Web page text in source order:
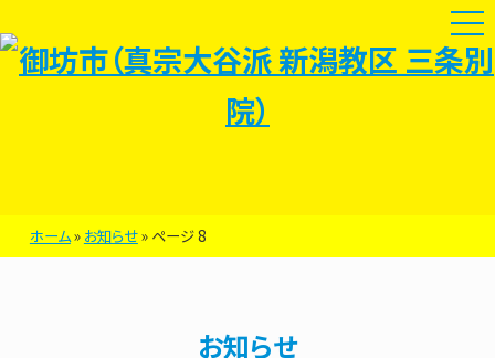
ホーム» お知らせ» ページ 8
お知らせ